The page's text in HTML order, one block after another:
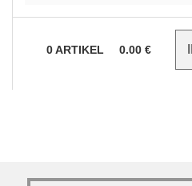
0ARTIKEL 0.00 €